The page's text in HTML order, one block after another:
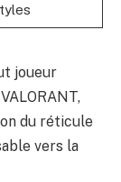
joueur
du réticule
vers la